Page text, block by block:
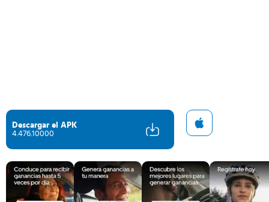
Descargar el APK
4.476.10000